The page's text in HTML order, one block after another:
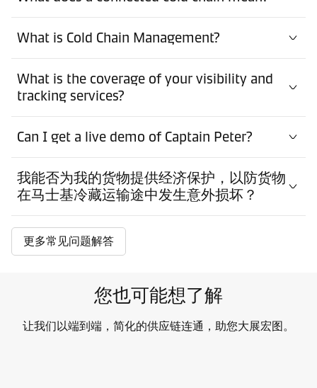
What is Cold Chain Management?
What is the coverage of your visibility and
tracking services?
Can I get a live demo of Captain Peter?
我能否为我的货物提供经济保护，以防货物
在马士基冷藏运输途中发生意外损坏？
更多常见问题解答
您也可能想了解
让我们以端到端，简化的供应链连通，助您大展宏图。